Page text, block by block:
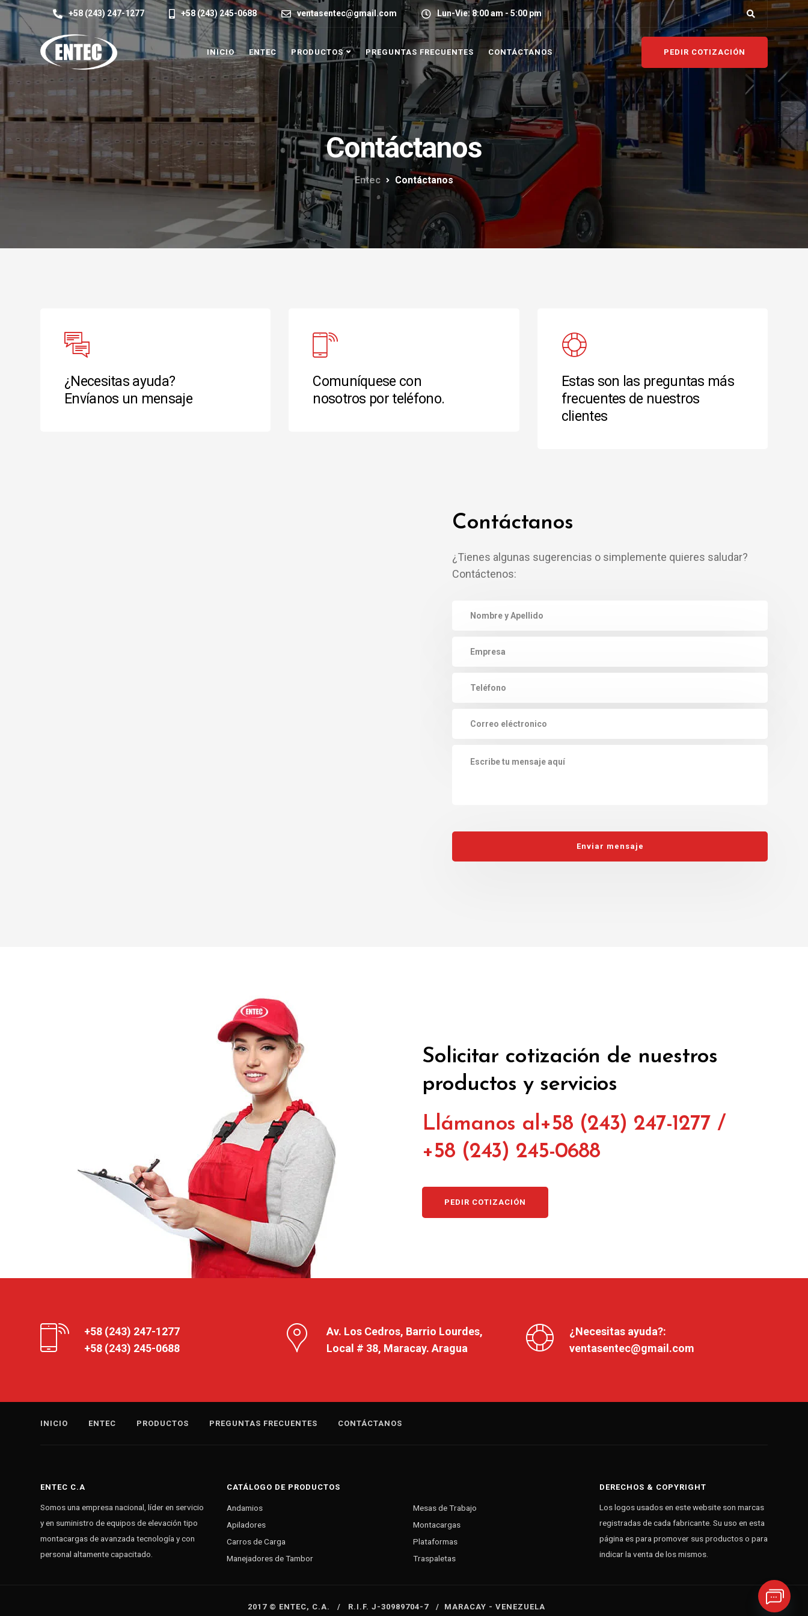
+58 (243) 247-1277 +58 (243) 245-0688 ventasentec@gmail.com Lun-Vie: 8:00 am - 5:00 pm
INICIO ENTEC PRODUCTOS PREGUNTAS FRECUENTES CONTÁCTANOS PEDIR COTIZACIÓN
Contáctanos
Entec Contáctanos
¿Necesitas ayuda?
Envíanos un mensaje
Comuníquese con
nosotros por teléfono.
Estas son las preguntas más
frecuentes de nuestros
clientes
Contáctanos
¿Tienes algunas sugerencias o simplemente quieres saludar?
Contáctenos:
Solicitar cotización de nuestros
productos y servicios
Llámanos al+58 (243) 247-1277 /
+58 (243) 245-0688
PEDIR COTIZACIÓN
+58 (243) 247-1277
+58 (243) 245-0688
Av. Los Cedros, Barrio Lourdes,
Local # 38, Maracay. Aragua
¿Necesitas ayuda?:
ventasentec@gmail.com
INICIO ENTEC PRODUCTOS PREGUNTAS FRECUENTES CONTÁCTANOS
ENTEC C.A
Somos una empresa nacional, líder en servicio
y en suministro de equipos de elevación tipo
montacargas de avanzada tecnología y con
personal altamente capacitado.
CATÁLOGO DE PRODUCTOS
Andamios
Apiladores
Carros de Carga
Manejadores de Tambor
Mesas de Trabajo
Montacargas
Plataformas
Traspaletas
DERECHOS & COPYRIGHT
Los logos usados en este website son marcas
registradas de cada fabricante. Su uso en esta
página es para promover sus productos o para
indicar la venta de los mismos.
2017 © ENTEC, C.A. / R.I.F. J-30989704-7 / MARACAY - VENEZUELA